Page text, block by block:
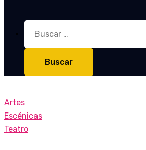
Buscar:
Artes
Escénicas
Teatro